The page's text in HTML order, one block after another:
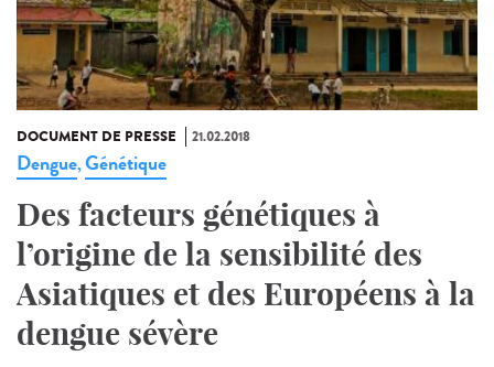
DOCUMENT DE PRESSE 21.02.2018
Dengue,Génétique
Des facteurs génétiques à
l’origine de la sensibilité des
Asiatiques et des Européens à la
dengue sévère